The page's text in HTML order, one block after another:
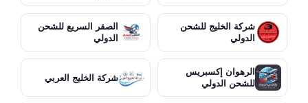
شركة الخليج للشحن
الدولي
الصقر السريع للشحن
الدولي
الرهوان إكسبريس
للشحن الدولي
شركة الخليج العربي